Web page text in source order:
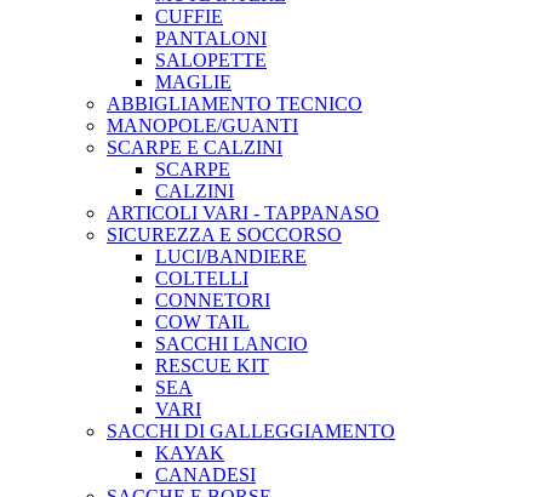
CUFFIE
PANTALONI
SALOPETTE
MAGLIE
ABBIGLIAMENTO TECNICO
MANOPOLE/GUANTI
SCARPE E CALZINI
SCARPE
CALZINI
ARTICOLI VARI - TAPPANASO
SICUREZZA E SOCCORSO
LUCI/BANDIERE
COLTELLI
CONNETORI
COW TAIL
SACCHI LANCIO
RESCUE KIT
SEA
VARI
SACCHI DI GALLEGGIAMENTO
KAYAK
CANADESI